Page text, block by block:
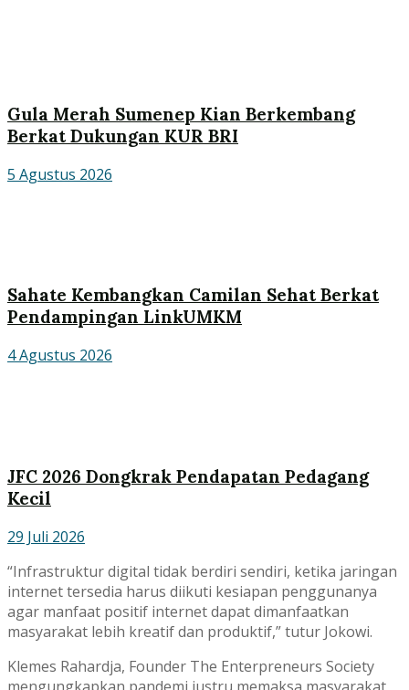
Gula Merah Sumenep Kian Berkembang
Berkat Dukungan KUR BRI
5 Agustus 2026
Sahate Kembangkan Camilan Sehat Berkat
Pendampingan LinkUMKM
4 Agustus 2026
JFC 2026 Dongkrak Pendapatan Pedagang
Kecil
29 Juli 2026
“Infrastruktur digital tidak berdiri sendiri, ketika jaringan
internet tersedia harus diikuti kesiapan penggunanya
agar manfaat positif internet dapat dimanfaatkan
masyarakat lebih kreatif dan produktif,” tutur Jokowi.
Klemes Rahardja, Founder The Enterpreneurs Society